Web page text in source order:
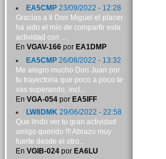
EA5CMP23/09/2022 - 12:28
Gracias a ti Don Miguel el placer
ha sido el mío de compartir esta
actividad con ...
En VGAV-166por EA1DMP
EA5CMP26/08/2022 - 13:32
Me alegro mucho Don Juan por
tu trayectoria que poco a poco te
vas superando, incl...
En VGA-054por EA5IFF
LW8DMK29/06/2022 - 22:58
Que lindo ver tu gran actividad
amigo querido !!! Abrazo muy
fuerte desde el otro...
En VGIB-024por EA6LU